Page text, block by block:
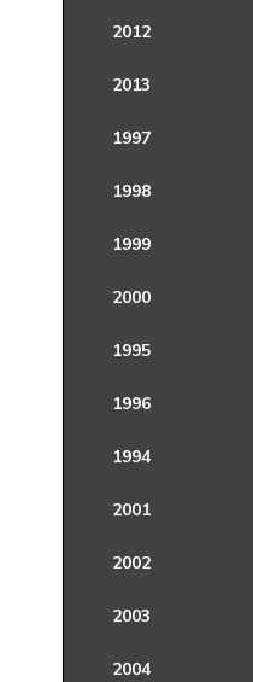
2012
2013
1997
1998
1999
2000
1995
1996
1994
2001
2002
2003
2004